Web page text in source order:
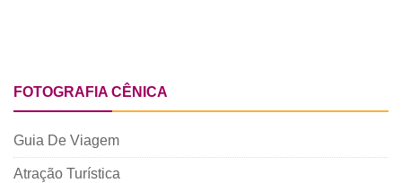
FOTOGRAFIA CÊNICA
Guia De Viagem
Atração Turística